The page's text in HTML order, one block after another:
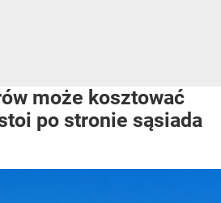
może kosztować
po stronie sąsiada